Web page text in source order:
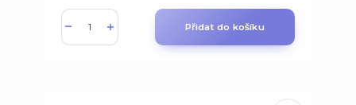
Přidat do košíku